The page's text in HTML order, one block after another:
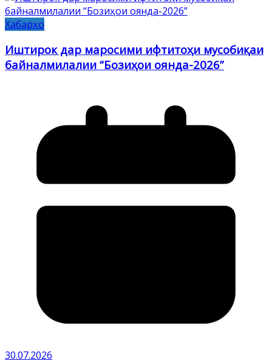
Хабарҳо
Иштирок дар маросими ифтитоҳи мусобиқаи
байналмилалии “Бозиҳои оянда-2026”
30.07.2026